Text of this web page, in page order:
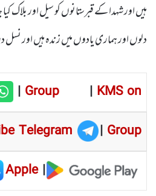
ہیں اور شہدا کے قبرستانوں کو سیل اور بلاک
دلوں اور ہماری یادوں میں زندہ ہیں اور
|Group | KMS on
Telegram
| Group
|
Apple